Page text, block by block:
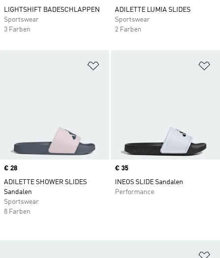
LIGHTSHIFT BADESCHLAPPEN
Sportswear
3 Farben
ADILETTE LUMIA SLIDES
Sportswear
2 Farben
Price
€ 28
ADILETTE SHOWER SLIDES
Sandalen
Sportswear
8 Farben
Price
€ 35
INEOS SLIDE Sandalen
Performance